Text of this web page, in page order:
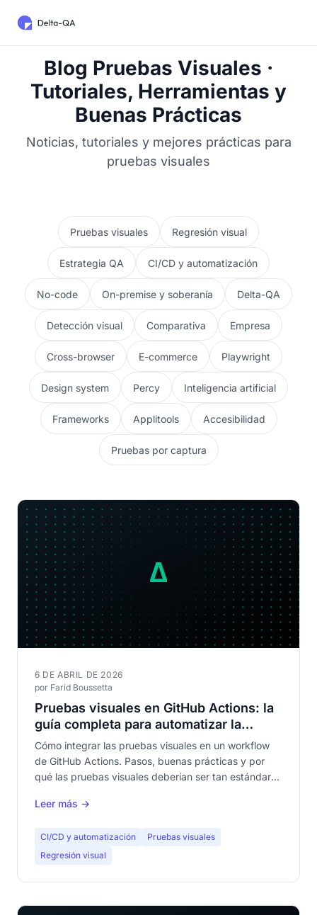
Blog Pruebas Visuales ·
Tutoriales, Herramientas y
Buenas Prácticas
Noticias, tutoriales y mejores prácticas para
pruebas visuales
Pruebas visuales Regresión visual
Estrategia QA CI/CD y automatización
No-code On-premise y soberanía Delta-QA
Detección visual Comparativa Empresa
Cross-browser E-commerce Playwright
Design system Percy Inteligencia artificial
Frameworks Applitools Accesibilidad
Pruebas por captura
6 DE ABRIL DE 2026
por Farid Boussetta
Pruebas visuales en GitHub Actions: la
guía completa para automatizar la
detección de regresiones visuales
Cómo integrar las pruebas visuales en un workflow
de GitHub Actions. Pasos, buenas prácticas y por
qué las pruebas visuales deberían ser tan estándar
Leer más →
CI/CD y automatización
Pruebas visuales
Regresión visual